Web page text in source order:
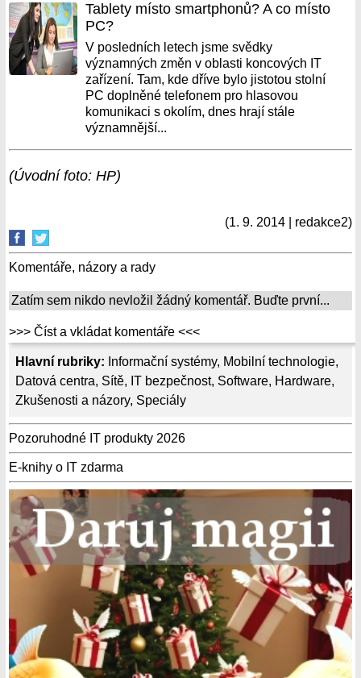
Hlavní rubriky: Informační systémy, Mobilní technologie,
Datová centra, Sítě, IT bezpečnost, Software, Hardware,
Zkušenosti a názory, Speciály
Pozoruhodné IT produkty 2026
E-knihy o IT zdarma
Tablety místo smartphonů? A co místo
PC?
V posledních letech jsme svědky
významných změn v oblasti koncových IT
zařízení. Tam, kde dříve bylo jistotou stolní
PC doplněné telefonem pro hlasovou
komunikaci s okolím, dnes hrají stále
významnější...
(Úvodní foto: HP)
(1. 9. 2014 | redakce2)
Komentáře, názory a rady
Zatím sem nikdo nevložil žádný komentář. Buďte první...
>>> Číst a vkládat komentáře <<<